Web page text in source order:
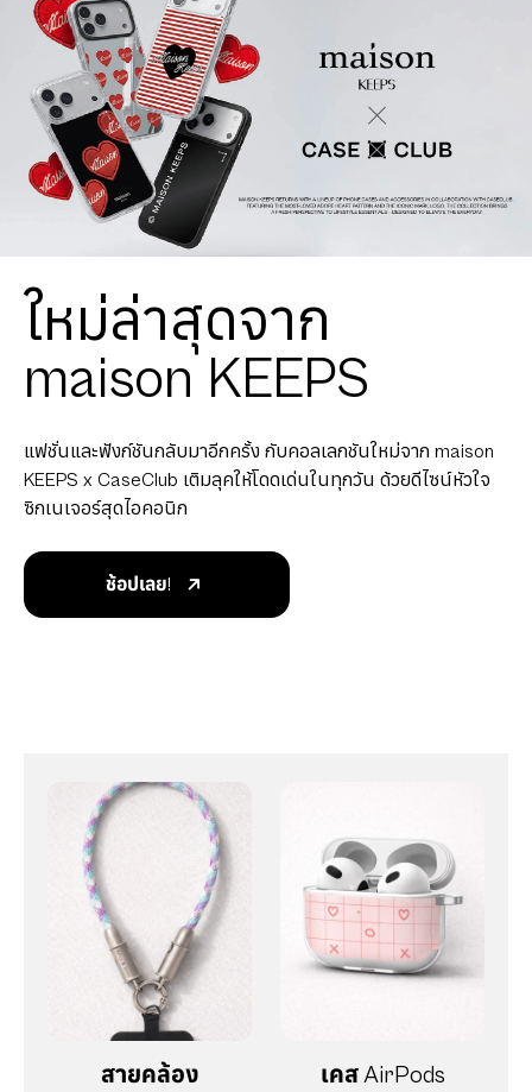
ใหม่ล่าสุดจาก
maison KEEPS
แฟชั่นและฟังก์ชันกลับมาอีกครั้ง กับคอลเลกชันใหม่จาก maison
KEEPS x CaseClub เติมลุคให้โดดเด่นในทุกวัน ด้วยดีไซน์หัวใจ
ซิกเนเจอร์สุดไอคอนิก
ช้อปเลย!
สายคล้อง เคส AirPods